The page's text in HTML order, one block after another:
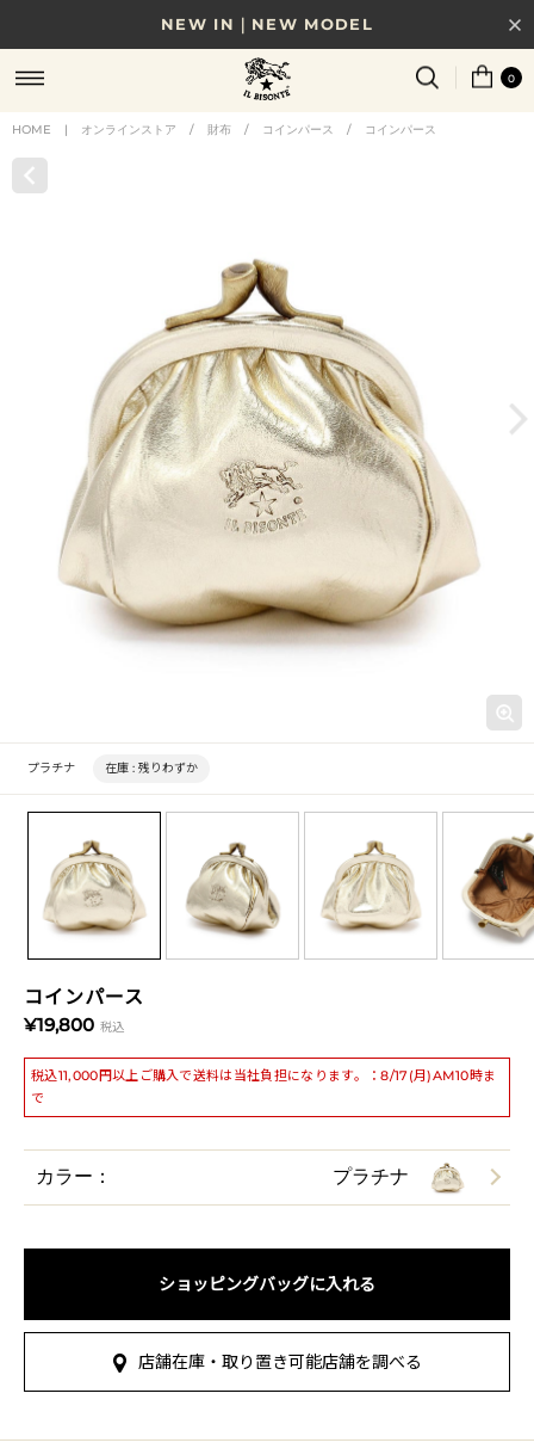
NEW IN｜NEW MODEL
8/17(月)10時まで｜税込11,000円以上で送料無料
贈る相手やシーンから選べる、新しいギフトガイド
0
HOME | オンラインストア / 財布 / コインパース / コインパース
コインパース
¥19,800 税込
税込11,000円以上ご購入で送料は当社負担になります。：8/17(月)AM10時ま
で
プラチナ 在庫 : 残りわずか
カラー： プラチナ
ショッピングバッグに入れる
店舗在庫・取り置き可能店舗を調べる